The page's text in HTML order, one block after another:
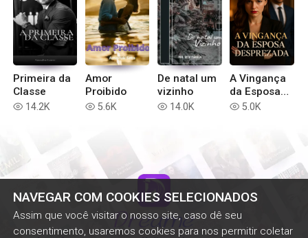
NAVEGAR COM COOKIES SELECIONADOS
Assim que você visitar o nosso site, caso dê seu
consentimento, usaremos cookies para nos permitir coletar
Primeira da
Classe
read 14.2K
Amor
Proibido
read 5.6K
De natal um
vizinho
read 14.0K
A Vingança
da Esposa
Desprezada
read 5.0K